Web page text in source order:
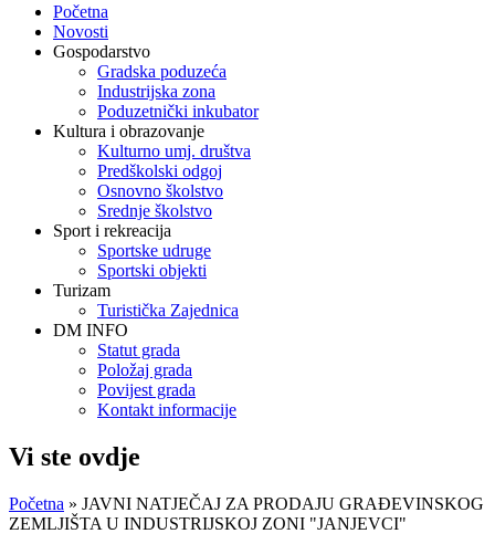
Početna
Novosti
Gospodarstvo
Gradska poduzeća
Industrijska zona
Poduzetnički inkubator
Kultura i obrazovanje
Kulturno umj. društva
Predškolski odgoj
Osnovno školstvo
Srednje školstvo
Sport i rekreacija
Sportske udruge
Sportski objekti
Turizam
Turistička Zajednica
DM INFO
Statut grada
Položaj grada
Povijest grada
Kontakt informacije
Vi ste ovdje
Početna » JAVNI NATJEČAJ ZA PRODAJU GRAĐEVINSKOG
ZEMLJIŠTA U INDUSTRIJSKOJ ZONI "JANJEVCI"